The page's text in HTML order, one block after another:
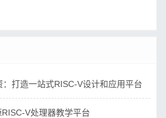
打造一站式RISC-V设计和应用平台
V处理器教学平台